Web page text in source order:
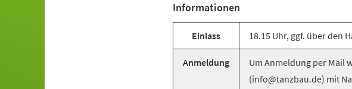
Informationen
Einlass 18.15 Uhr, ggf. über den
Anmeldung
Um Anmeldung per Mail
(info@tanzbau.de) mit